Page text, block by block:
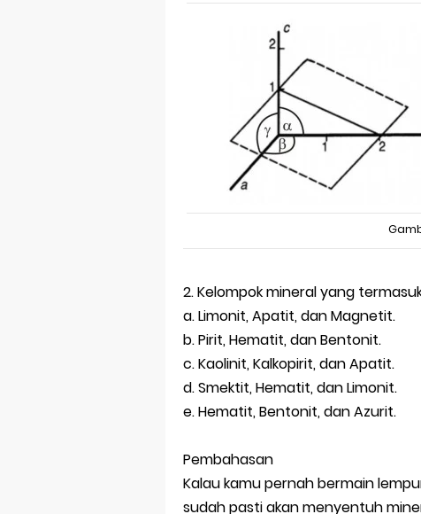
2. Kelompok mineral yang
a. Limonit, Apatit, dan Magnetit.
b. Pirit, Hematit, dan Bentonit.
c. Kaolinit, Kalkopirit, dan Apatit.
d. Smektit, Hematit, dan Limonit.
e. Hematit, Bentonit, dan Azurit.
Pembahasan
Kalau kamu pernah bermain
sudah pasti akan menyentuh